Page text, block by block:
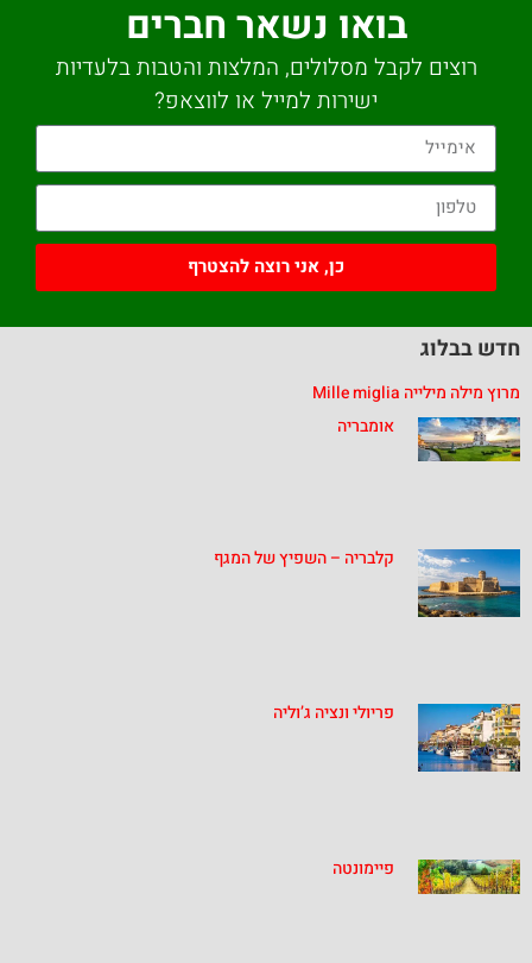
בואו נשאר חברים
רוצים לקבל מסלולים, המלצות והטבות בלעדיות
ישירות למייל או לווצאפ?
כן, אני רוצה להצטרף
חדש בבלוג
מרוץ מילה מילייה Mille miglia
אומבריה
קלבריה – השפיץ של המגף
פריולי ונציה ג’וליה
פיימונטה